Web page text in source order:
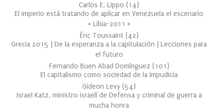
Carlos E. Lippo (14)
El imperio está tratando de aplicar en Venezuela el escenario
« Libia-2011 »
Éric Toussaint (42)
Grecia 2015 | De la esperanza a la capitulación | Lecciones para
el futuro
Fernando Buen Abad Domínguez (101 )
El capitalismo como sociedad de la Impudicia
Gideon Levy (54)
Israel Katz, ministro israelí de Defensa y criminal de guerra a
mucha honra